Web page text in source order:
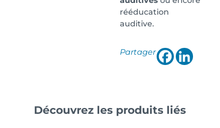
rééducation
auditive.
Partager
Découvrez les produits liés